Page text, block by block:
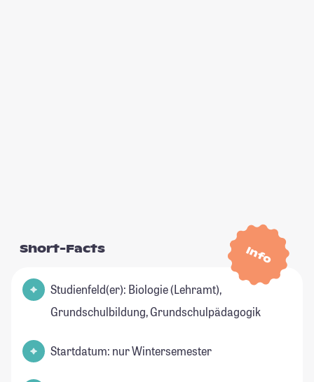
Info
Short-Facts
Studienfeld(er): Biologie (Lehramt),
Grundschulbildung, Grundschulpädagogik
Startdatum: nur Wintersemester